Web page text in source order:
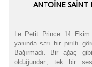
ANTOINE SAINT
Le Petit Prince 14
yanında sarı bir pırıltı
Bağırmadı. Bir ağaç
olduğundan, tek bir